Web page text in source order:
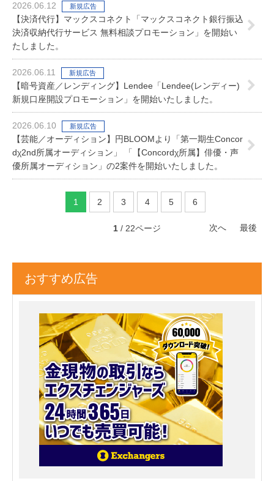
2026.06.12 新規広告
【決済代行】マックスコネクト「マックスコネクト銀行振込
決済収納代行サービス 無料相談プロモーション」を開始い
たしました。
2026.06.11 新規広告
【暗号資産／レンディング】Lendee「Lendee(レンディー)
新規口座開設プロモーション」を開始いたしました。
2026.06.10 新規広告
【芸能／オーディション】円BLOOMより「第一期生Concor
dχ2nd所属オーディション」 「【Concordχ所属】俳優・声
優所属オーディション」の2案件を開始いたしました。
1 2 3 4 5 6
次へ 最後
1 / 22ページ
おすすめ広告